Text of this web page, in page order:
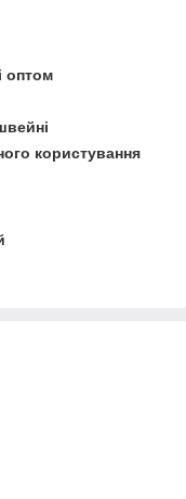
оптом
користування